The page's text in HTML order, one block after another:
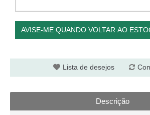
AVISE-ME QUANDO VOLTAR AO
Lista de desejos
Descrição